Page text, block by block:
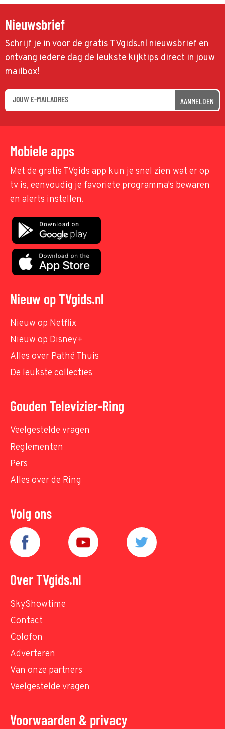
Nieuwsbrief
Schrijf je in voor de gratis TVgids.nl nieuwsbrief en
ontvang iedere dag de leukste kijktips direct in jouw
mailbox!
AANMELDEN
Mobiele apps
Met de gratis TVgids app kun je snel zien wat er op
tv is, eenvoudig je favoriete programma's bewaren
en alerts instellen.
Nieuw op TVgids.nl
Nieuw op Netflix
Nieuw op Disney+
Alles over Pathé Thuis
De leukste collecties
Gouden Televizier-Ring
Veelgestelde vragen
Reglementen
Pers
Alles over de Ring
Volg ons
Over TVgids.nl
SkyShowtime
Contact
Colofon
Adverteren
Van onze partners
Veelgestelde vragen
Voorwaarden & privacy